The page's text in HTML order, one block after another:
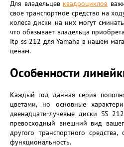
Для владельцев квадроциклов
свое транспортное средство на
колеса диски на них могут
что обязывает владельца
Itp ss 212 для Yamaha в нашем
ценам.
Особенности
Каждый год данная серия
цветами, но основные
двенадцати-лучевые диски SS
превосходный внешний вид
другого транспортного
функциональность.